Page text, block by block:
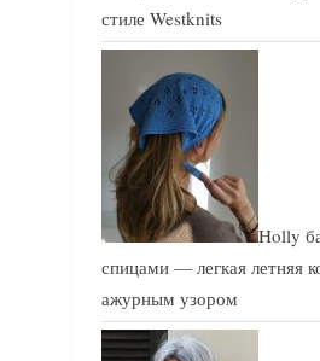
стиле Westknits
Holly
спицами — легкая летняя
ажурным узором